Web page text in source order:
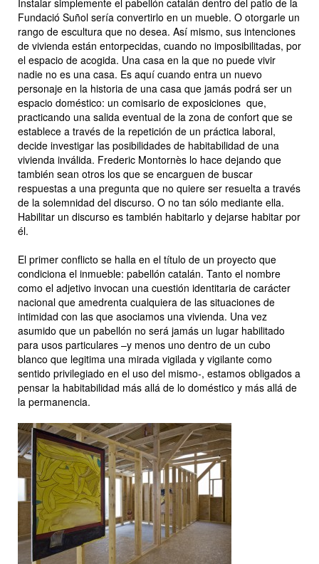
Instalar simplemente el pabellón catalán dentro del patio de la
Fundació Suñol sería convertirlo en un mueble. O otorgarle un
rango de escultura que no desea. Así mismo, sus intenciones
de vivienda están entorpecidas, cuando no imposibilitadas, por
el espacio de acogida. Una casa en la que no puede vivir
nadie no es una casa. Es aquí cuando entra un nuevo
personaje en la historia de una casa que jamás podrá ser un
espacio doméstico: un comisario de exposiciones que,
practicando una salida eventual de la zona de confort que se
establece a través de la repetición de un práctica laboral,
decide investigar las posibilidades de habitabilidad de una
vivienda inválida. Frederic Montornès lo hace dejando que
también sean otros los que se encarguen de buscar
respuestas a una pregunta que no quiere ser resuelta a través
de la solemnidad del discurso. O no tan sólo mediante ella.
Habilitar un discurso es también habitarlo y dejarse habitar por
él.
El primer conflicto se halla en el título de un proyecto que
condiciona el inmueble: pabellón catalán. Tanto el nombre
como el adjetivo invocan una cuestión identitaria de carácter
nacional que amedrenta cualquiera de las situaciones de
intimidad con las que asociamos una vivienda. Una vez
asumido que un pabellón no será jamás un lugar habilitado
para usos particulares –y menos uno dentro de un cubo
blanco que legitima una mirada vigilada y vigilante como
sentido privilegiado en el uso del mismo-, estamos obligados a
pensar la habitabilidad más allá de lo doméstico y más allá de
la permanencia.